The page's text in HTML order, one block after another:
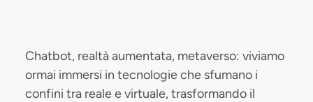
Chatbot, realtà aumentata, metaverso: viviamo
ormai immersi in tecnologie che sfumano i
confini tra reale e virtuale, trasformando il